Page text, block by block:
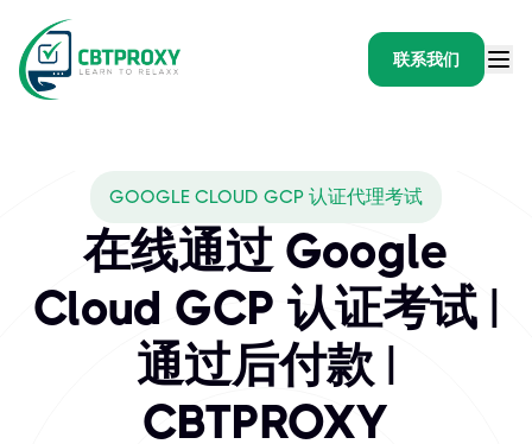
联系我们
Google Cloud 认证使个人能够设计、开发和管理强大、安全、可
GOOGLE CLOUD GCP 认证代理考试
在线通过 Google
Cloud GCP 认证考试 |
通过后付款 |
CBTPROXY